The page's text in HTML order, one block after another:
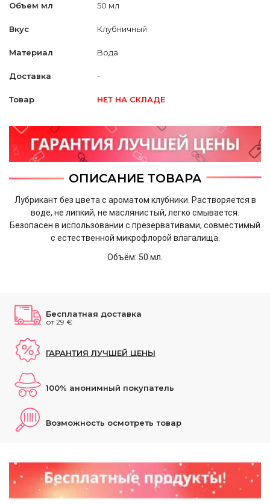
Объем мл 50 мл
Вкус Клубничный
Материал Bода
Доставка -
Товар НЕТ НА СКЛАДЕ
ОПИСАНИЕ ТОВАРА
Лубрикант без цвета с ароматом клубники. Растворяется в
воде, не липкий, не маслянистый, легко смывается.
Безопасен в использовании с презервативами, совместимый
с естественной микрофлорой влагалища.
Объём: 50 мл.
Бесплатная доставка
от 29 €
ГАРАНТИЯ ЛУЧШЕЙ ЦЕНЫ
100% анонимный покупатель
Возможность осмотреть товар